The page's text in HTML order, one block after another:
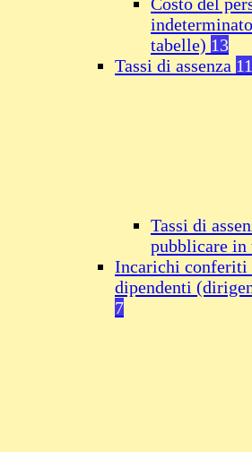
tabelle) 13
Tassi di assenza 11
Tassi di
pubblicare in
Incarichi conferiti
dipendenti
7